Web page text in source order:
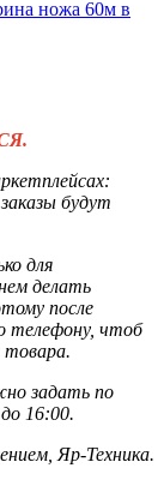
будут
для
делать
после
телефону, чтоб
товара.
задать по
16:00.
Яр-Техника.